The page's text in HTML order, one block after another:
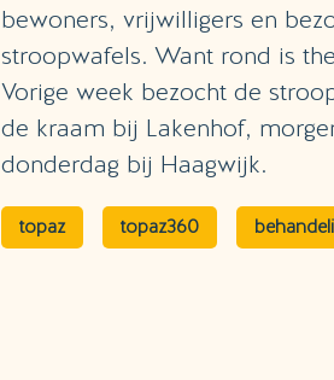
bewoners, vrijwilligers en
stroopwafels. Want rond is
Vorige week bezocht de
de kraam bij Lakenhof,
donderdag bij Haagwijk.
topaz topaz360